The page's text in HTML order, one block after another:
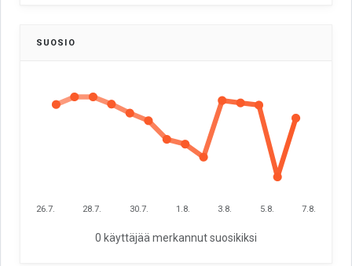
SUOSIO
26.7. 28.7. 30.7. 1.8. 3.8. 5.8. 7.8.
0 käyttäjää merkannut suosikiksi